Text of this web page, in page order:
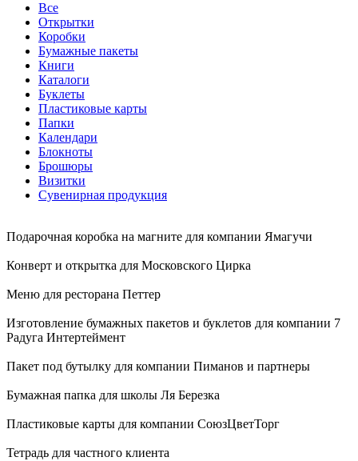
Все
Открытки
Коробки
Бумажные пакеты
Книги
Каталоги
Буклеты
Пластиковые карты
Папки
Календари
Блокноты
Брошюры
Визитки
Сувенирная продукция
Подарочная коробка на магните для компании Ямагучи
Конверт и открытка для Московского Цирка
Меню для ресторана Петтер
Изготовление бумажных пакетов и буклетов для компании 7
Радуга Интертеймент
Пакет под бутылку для компании Пиманов и партнеры
Бумажная папка для школы Ля Березка
Пластиковые карты для компании СоюзЦветТорг
Тетрадь для частного клиента